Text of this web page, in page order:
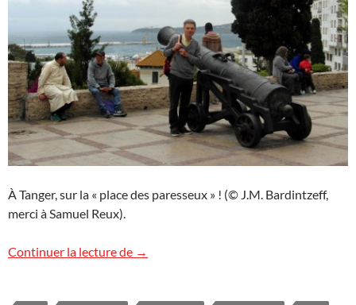
À Tanger, sur la « place des paresseux » ! (© J.M. Bardintzeff,
merci à Samuel Reux).
Continuer la lecture de Cycle de conférences au Maroc
→